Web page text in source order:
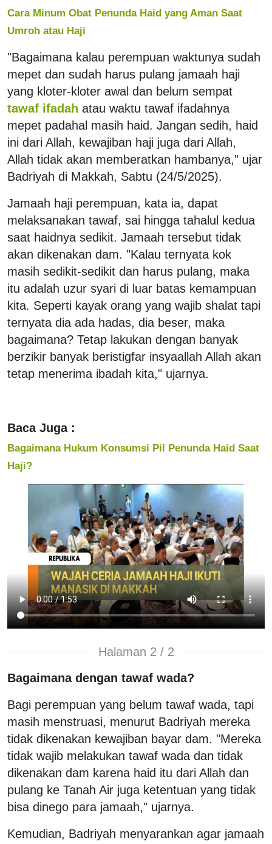
Cara Minum Obat Penunda Haid yang Aman Saat
Umroh atau Haji
"Bagaimana kalau perempuan waktunya sudah
mepet dan sudah harus pulang jamaah haji
yang kloter-kloter awal dan belum sempat
tawaf ifadah atau waktu tawaf ifadahnya
mepet padahal masih haid. Jangan sedih, haid
ini dari Allah, kewajiban haji juga dari Allah,
Allah tidak akan memberatkan hambanya," ujar
Badriyah di Makkah, Sabtu (24/5/2025).
Jamaah haji perempuan, kata ia, dapat
melaksanakan tawaf, sai hingga tahalul kedua
saat haidnya sedikit. Jamaah tersebut tidak
akan dikenakan dam. "Kalau ternyata kok
masih sedikit-sedikit dan harus pulang, maka
itu adalah uzur syari di luar batas kemampuan
kita. Seperti kayak orang yang wajib shalat tapi
ternyata dia ada hadas, dia beser, maka
bagaimana? Tetap lakukan dengan banyak
berzikir banyak beristigfar insyaallah Allah akan
tetap menerima ibadah kita," ujarnya.
Baca Juga :
Bagaimana Hukum Konsumsi Pil Penunda Haid Saat
Haji?
Halaman 2 / 2
Bagaimana dengan tawaf wada?
Bagi perempuan yang belum tawaf wada, tapi
masih menstruasi, menurut Badriyah mereka
tidak dikenakan kewajiban bayar dam. "Mereka
tidak wajib melakukan tawaf wada dan tidak
dikenakan dam karena haid itu dari Allah dan
pulang ke Tanah Air juga ketentuan yang tidak
bisa dinego para jamaah," ujarnya.
Kemudian, Badriyah menyarankan agar jamaah